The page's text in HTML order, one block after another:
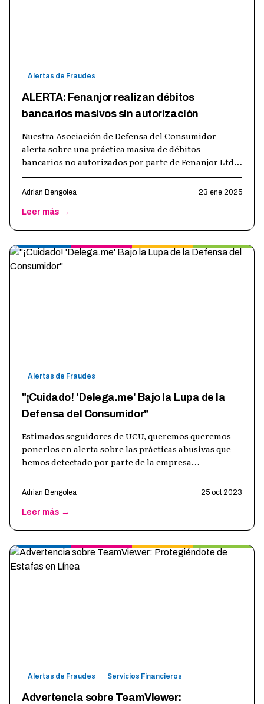
Alertas de Fraudes
ALERTA: Fenanjor realizan débitos
bancarios masivos sin autorización
Nuestra Asociación de Defensa del Consumidor
alerta sobre una práctica masiva de débitos
bancarios no autorizados por parte de Fenanjor Ltda.
Adrian Bengolea 23 ene 2025
Leer más →
Alertas de Fraudes
"¡Cuidado! 'Delega.me' Bajo la Lupa de la
Defensa del Consumidor"
Estimados seguidores de UCU, queremos queremos
ponerlos en alerta sobre las prácticas abusivas que
hemos detectado por parte de la empresa
Adrian Bengolea 25 oct 2023
Leer más →
Alertas de Fraudes Servicios Financieros
Advertencia sobre TeamViewer: